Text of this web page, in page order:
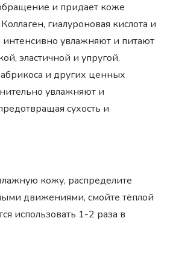
и придает коже
гиалуроновая кислота и
интенсивно увлажняют и питают
эластичной и упругой.
и других ценных
увлажняют и
сухость и
кожу, распределите
движениями, смойте тёплой
использовать 1-2 раза в